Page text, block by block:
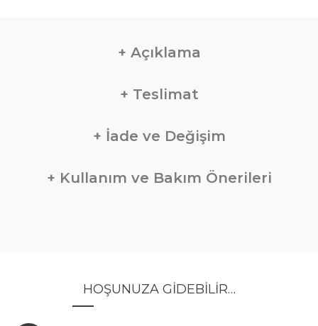
Açıklama
Teslimat
İade ve Değişim
Kullanım ve Bakım Önerileri
HOŞUNUZA GIDEBILIR…